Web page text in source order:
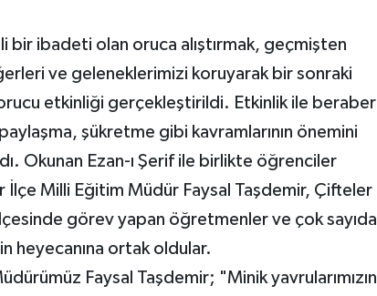
bir ibadeti olan oruca alıştırmak, geçmişten
ve geleneklerimizi koruyarak bir sonraki
etkinliği gerçekleştirildi. Etkinlik ile beraber
şükretme gibi kavramlarının önemini
Okunan Ezan-ı Şerif ile birlikte öğrenciler
İlçe Milli Eğitim Müdür Faysal Taşdemir, Çifteler
görev yapan öğretmenler ve çok sayıda
heyecanına ortak oldular.
Faysal Taşdemir; "Minik yavrularımızın